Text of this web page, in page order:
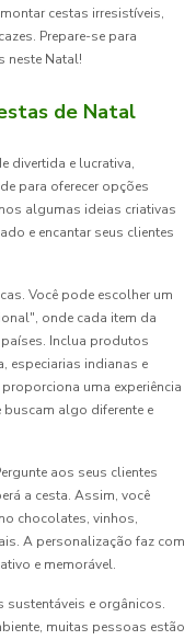
cestas irresistíveis,
Prepare-se para
neste Natal!
de Natal
divertida e lucrativa,
para oferecer opções
algumas ideias criativas
e encantar seus clientes
Você pode escolher um
onde cada item da
Inclua produtos
especiarias indianas e
uma experiência
algo diferente e
aos seus clientes
a cesta. Assim, você
chocolates, vinhos,
A personalização faz com
e memorável.
e orgânicos.
muitas pessoas estão